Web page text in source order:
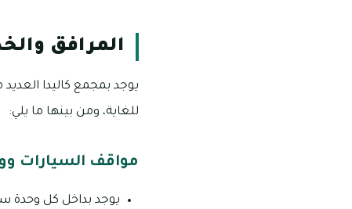
المرافق
يوجد بمجمع كاليدا
للغاية، ومن بينها ما يلي:
مواقف السيارات
يوجد بداخل كل وحدة